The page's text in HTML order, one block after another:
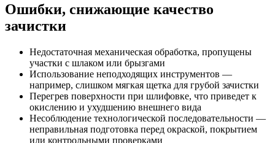
Ошибки, снижающие качество
зачистки
Недостаточная механическая обработка, пропущены
участки с шлаком или брызгами
Использование неподходящих инструментов —
например, слишком мягкая щетка для грубой зачистки
Перегрев поверхности при шлифовке, что приведет к
окислению и ухудшению внешнего вида
Несоблюдение технологической последовательности —
неправильная подготовка перед окраской, покрытием
или контрольными проверками